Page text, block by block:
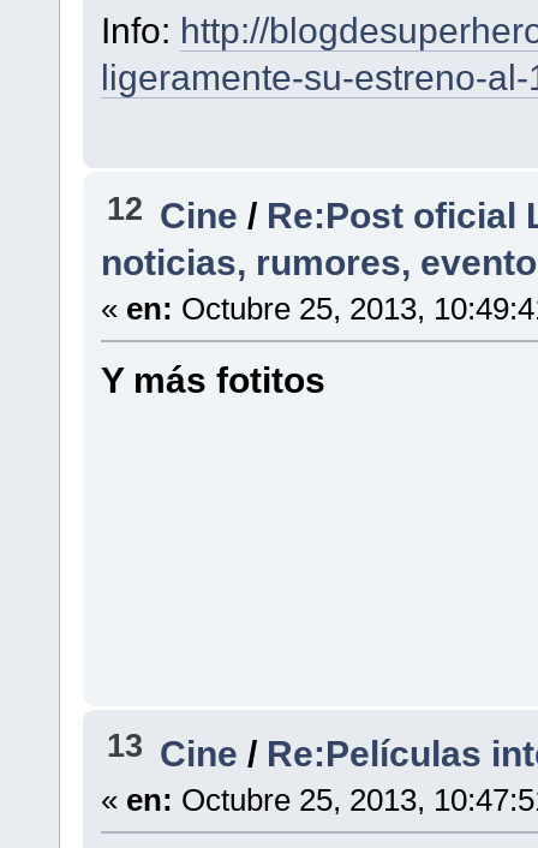
Info: http://
ligeramente-su-estreno-
12 Cine/ Re:Post oficial
noticias, rumores,
« en: Octubre 25, 2013,
Y más fotitos
13 Cine / Re:Películas
« en: Octubre 25, 2013,